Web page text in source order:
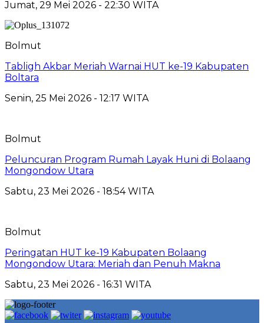
Jumat, 29 Mei 2026 - 22:30 WITA
Bolmut
Tabligh Akbar Meriah Warnai HUT ke-19 Kabupaten
Boltara
Senin, 25 Mei 2026 - 12:17 WITA
Bolmut
Peluncuran Program Rumah Layak Huni di Bolaang
Mongondow Utara
Sabtu, 23 Mei 2026 - 18:54 WITA
Bolmut
Peringatan HUT ke-19 Kabupaten Bolaang
Mongondow Utara: Meriah dan Penuh Makna
Sabtu, 23 Mei 2026 - 16:31 WITA